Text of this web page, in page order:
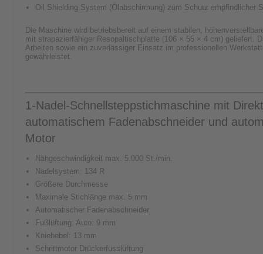
Oil Shielding System (Ölabschirmung) zum Schutz empfindlicher
Die Maschine wird betriebsbereit auf einem stabilen,
mit strapazierfähiger Resopaltischplatte (106 × 55 × 4 cm) geliefert.
Arbeiten sowie ein zuverlässiger Einsatz im professionellen
gewährleistet.
1-Nadel-Schnellsteppstichmaschine mit
automatischem Fadenabschneider und
Motor
Nähgeschwindigkeit max. 5.000 St./min.
Nadelsystem: 134 R
Größere Durchmesse
Maximale Stichlänge max. 5 mm
Automatischer Fadenabschneider
Fußlüftung: Auto: 9 mm
Kniehebel: 13 mm
Schrittmotor Drückerfusslüftung